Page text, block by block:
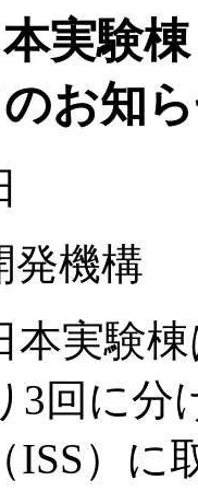
本実験
お知
発機構
実験
3回に分
ISS）に